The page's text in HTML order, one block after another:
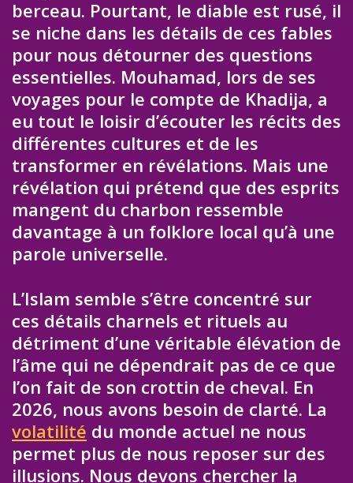
berceau. Pourtant, le diable est rusé, il
se niche dans les détails de ces fables
pour nous détourner des questions
essentielles. Mouhamad, lors de ses
voyages pour le compte de Khadija, a
eu tout le loisir d’écouter les récits des
différentes cultures et de les
transformer en révélations. Mais une
révélation qui prétend que des esprits
mangent du charbon ressemble
davantage à un folklore local qu’à une
parole universelle.
L’Islam semble s’être concentré sur
ces détails charnels et rituels au
détriment d’une véritable élévation de
l’âme qui ne dépendrait pas de ce que
l’on fait de son crottin de cheval. En
2026, nous avons besoin de clarté. La
volatilité du monde actuel ne nous
permet plus de nous reposer sur des
illusions. Nous devons chercher la